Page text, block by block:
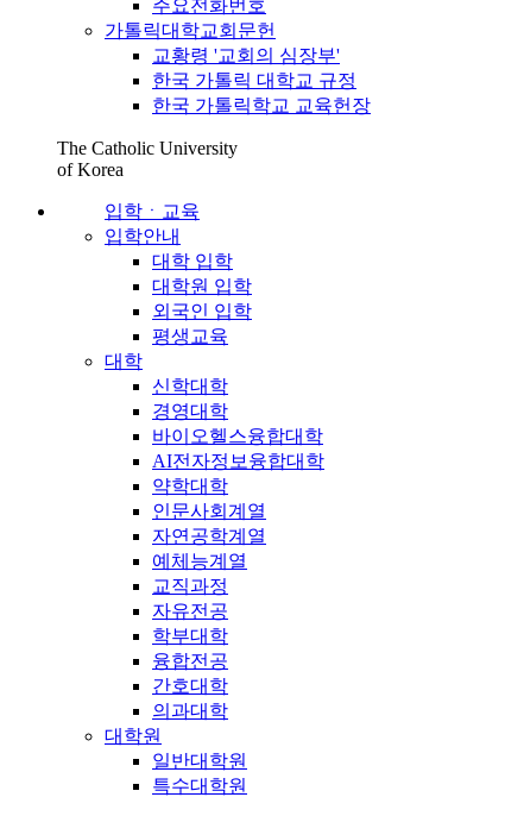
주요전화번호
가톨릭대학교회문헌
교황령 '교회의 심장부'
한국 가톨릭 대학교 규정
한국 가톨릭학교 교육헌장
The Catholic University
of Korea
입학ㆍ교육
입학안내
대학 입학
대학원 입학
외국인 입학
평생교육
대학
신학대학
경영대학
바이오헬스융합대학
AI전자정보융합대학
약학대학
인문사회계열
자연공학계열
예체능계열
교직과정
자유전공
학부대학
융합전공
간호대학
의과대학
대학원
일반대학원
특수대학원